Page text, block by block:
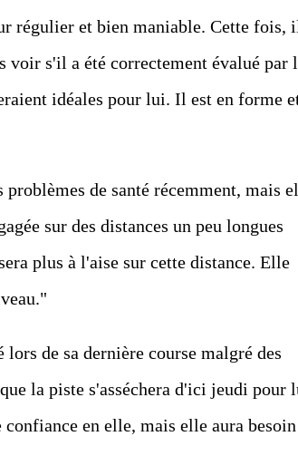
régulier et bien maniable. Cette fois,
voir s'il a été correctement évalué par
idéales pour lui. Il est en forme
de santé récemment, mais
sur des distances un peu longues
plus à l'aise sur cette distance. Elle
de sa dernière course malgré des
la piste s'asséchera d'ici jeudi pour
en elle, mais elle aura besoin